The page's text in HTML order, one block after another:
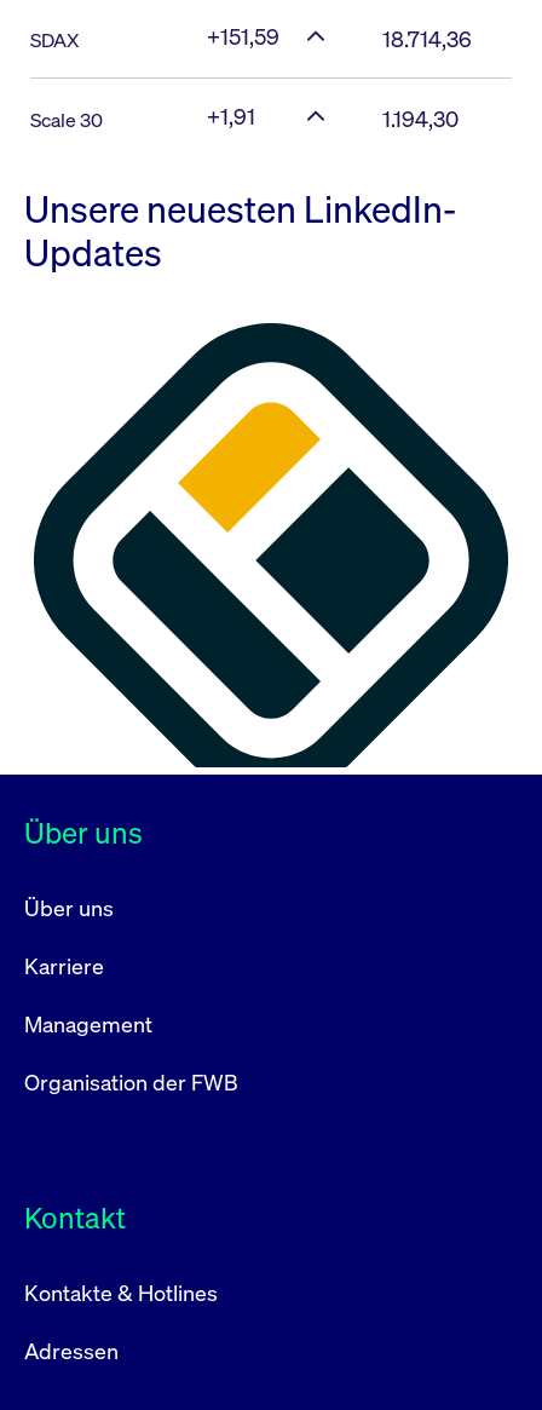
SDAX +151,59 18.714,36
Scale 30 +1,91 1.194,30
Unsere neuesten LinkedIn-
Updates
Über uns
Über uns
Karriere
Management
Organisation der FWB
Kontakt
Kontakte & Hotlines
Adressen